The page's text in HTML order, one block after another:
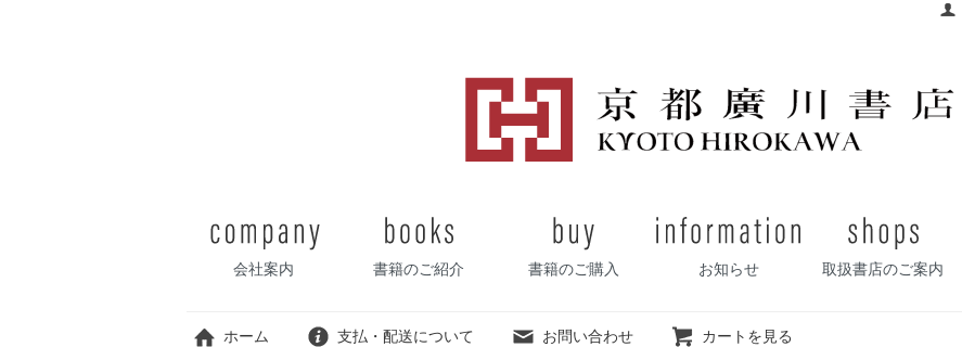
会社案内 書籍のご紹介 書籍のご購入 お知らせ 取扱書店のご案内
ホーム 支払・配送について お問い合わせ カートを見る